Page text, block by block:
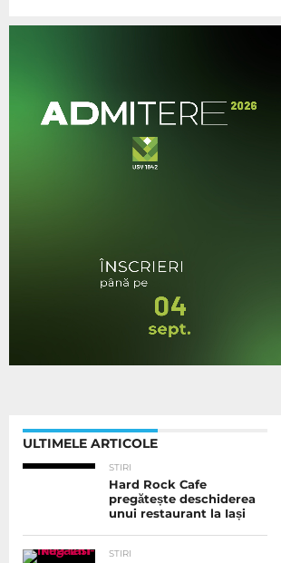
ULTIMELE ARTICOLE
STIRI
Hard Rock Cafe
pregătește deschiderea
unui restaurant la Iași
STIRI